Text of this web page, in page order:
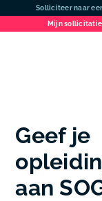
Solliciteer naar
Mijn sollicitatie
Geef je
aan